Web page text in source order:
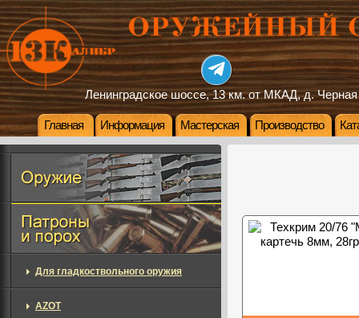
Ленинградское шоссе, 13 км. от МКАД, д. Черная
Главная Информация Мастерская Производство
Для гладкоствольного оружия
AZOT